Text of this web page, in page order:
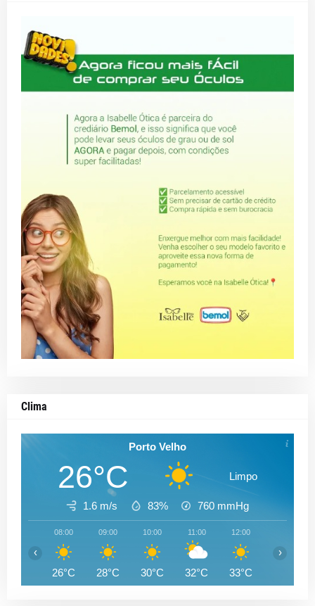
Clima
Porto Velho
26°C Limpo
1.6 m/s 83% 760 mmHg
08:00
26°C
09:00
28°C
10:00
30°C
11:00
32°C
12:00
33°C
‹ ›